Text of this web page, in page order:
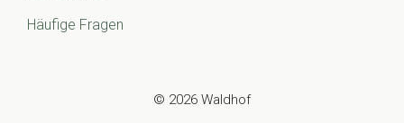
Häufige Fragen
© 2026 Waldhof